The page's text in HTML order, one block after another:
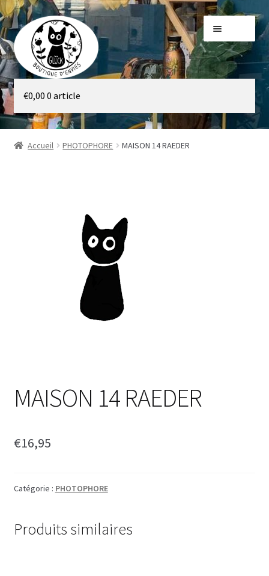
Aller
à
la
navigation
Aller
au
contenu
Galerie
Boutique
€0,00 0 article
Accueil PHOTOPHORE MAISON 14 RAEDER
MAISON 14 RAEDER
€16,95
Catégorie : PHOTOPHORE
Produits similaires